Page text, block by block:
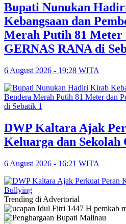
Bupati Nunukan
Kebangsaan dan
Merah Putih 81 Meter
GERNAS RANA di
6 August 2026 - 19:28 WITA
DWP Kaltara Ajak
Keluarga dan Sekolah
6 August 2026 - 16:21 WITA
Trending di Advertorial